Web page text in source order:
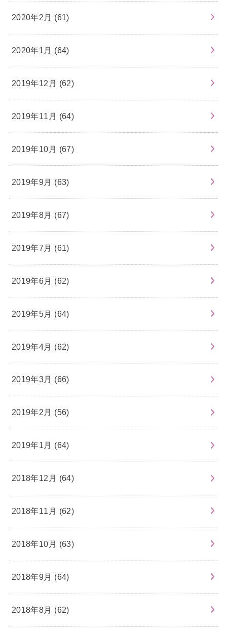
2020年2月 (61)
2020年1月 (64)
2019年12月 (62)
2019年11月 (64)
2019年10月 (67)
2019年9月 (63)
2019年8月 (67)
2019年7月 (61)
2019年6月 (62)
2019年5月 (64)
2019年4月 (62)
2019年3月 (66)
2019年2月 (56)
2019年1月 (64)
2018年12月 (64)
2018年11月 (62)
2018年10月 (63)
2018年9月 (64)
2018年8月 (62)